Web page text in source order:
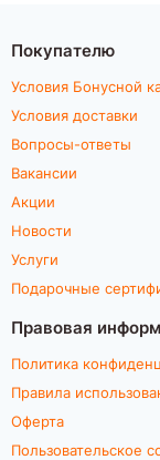
Покупателю
Условия Бонусной
Условия доставки
Вопросы-ответы
Вакансии
Акции
Новости
Услуги
Подарочные
Правовая
Политика
Правила
Оферта
Пользовательское